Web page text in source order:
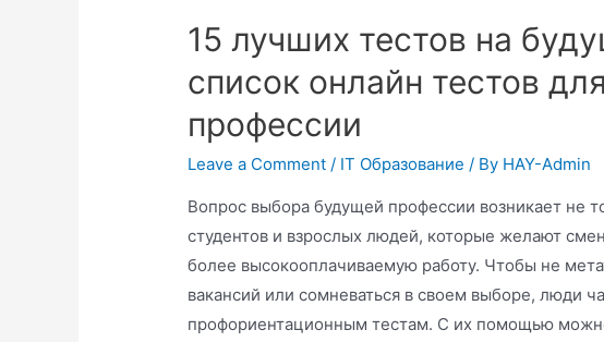
15 лучших тестов на
список онлайн тестов
профессии
Leave a Comment / IT Образование / By HAY-Admin
Вопрос выбора будущей профессии возникает не
студентов и взрослых людей, которые желают
более высокооплачиваемую работу. Чтобы не
вакансий или сомневаться в своем выборе, люди
профориентационным тестам. С их помощью